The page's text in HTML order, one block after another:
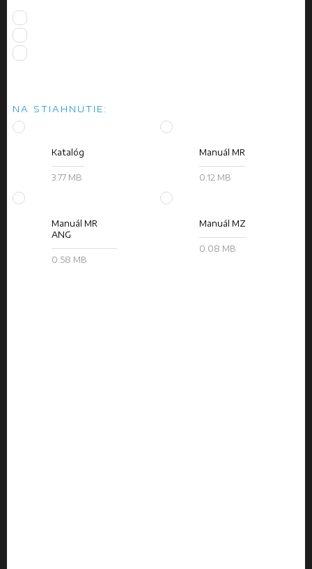
NA STIAHNUTIE:
Katalóg
3.77 MB
Manuál MR
0.12 MB
Manuál MR
ANG
0.58 MB
Manuál MZ
0.08 MB